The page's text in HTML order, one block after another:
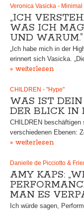
Veronica Vasicka -
„ICH
WAS ICH
UND WARUM.“
„Ich habe mich in der
erinnert sich Vasicka.
» weiterlesen
CHILDREN - "Hype"
WAS IST
DER BLICK IN
CHILDREN beschäftigen
verschiedenen Ebenen:
» weiterlesen
Danielle de Picciotto &
AMY KAPS:
MAN ES
Ich würde sagen,